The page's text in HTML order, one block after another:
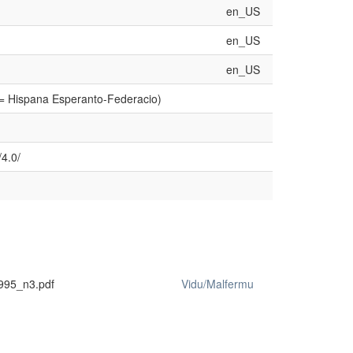
en_US
en_US
en_US
Hispana Esperanto-Federacio)
Vidu/Malfermu